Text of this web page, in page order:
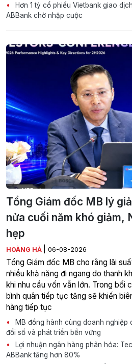
Hơn 1 tỷ cổ phiếu Vietbank giao
ABBank chờ nhập cuộc
Tổng Giám đốc MB lý
nửa cuối năm khó giảm,
hẹp
HOÀNG HÀ 06-08-2026
Tổng Giám đốc MB cho rằng lãi
nhiều khả năng đi ngang do thanh
khi nhu cầu vốn vẫn lớn. Trong bối
bình quân tiếp tục tăng sẽ khiến
hàng tiếp tục
MB đồng hành cùng doanh nghiệp
đổi số và phát triển bền vững
Lợi nhuận ngân hàng phân hóa:
ABBank tăng hơn 80%